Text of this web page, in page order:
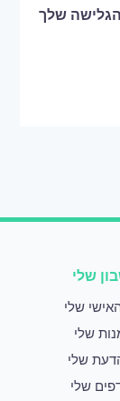
שלך
שלי
שלי
שלי
שלי
שלי